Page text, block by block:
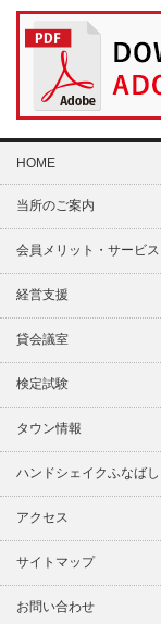
HOME
当所のご案内
会員メリット・サービス
経営支援
貸会議室
検定試験
タウン情報
ハンドシェイクふなばし
アクセス
サイトマップ
お問い合わせ